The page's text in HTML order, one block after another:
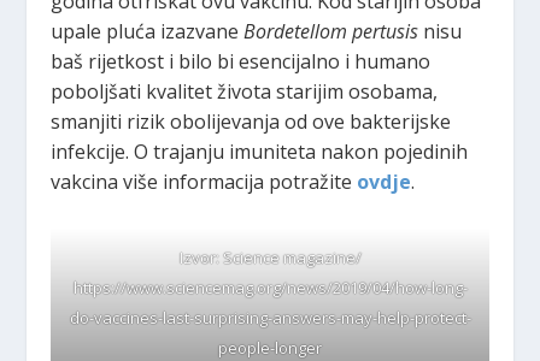
upale pluća izazvaneBordetellom pertusis nisu
baš rijetkost i bilo bi esencijalno i humano
poboljšati kvalitet života starijim osobama,
smanjiti rizik obolijevanja od ove bakterijske
infekcije. O trajanju imuniteta nakon pojedinih
vakcina više informacija potražite ovdje.
Izvor: Science magazine/
https://www.sciencemag.org/news/2019/04/how-long-
do-vaccines-last-surprising-answers-may-help-protect-
people-longer